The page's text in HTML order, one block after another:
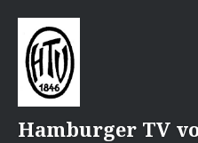
Inhalt
Hamburger TV